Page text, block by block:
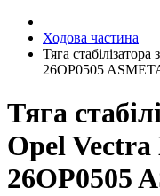
Ходова частина
Тяга
26OP0505
Тяга
Opel Vectra
26OP0505